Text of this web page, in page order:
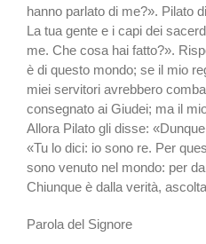
hanno parlato di me?». Pilato
La tua gente e i capi dei
me. Che cosa hai fatto?».
è di questo mondo; se il mio
miei servitori avrebbero
consegnato ai Giudei; ma il
Allora Pilato gli disse:
«Tu lo dici: io sono re. Per
sono venuto nel mondo: per
Chiunque è dalla verità,
Parola del Signore